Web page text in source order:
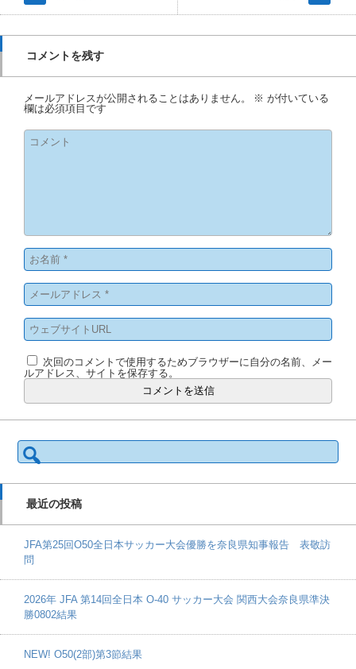
コメントを残す
メールアドレスが公開されることはありません。 ※ が付いている
欄は必須項目です
次回のコメントで使用するためブラウザーに自分の名前、メー
ルアドレス、サイトを保存する。
検
索:
最近の投稿
JFA第25回O50全日本サッカー大会優勝を奈良県知事報告 表敬訪
問
2026年 JFA 第14回全日本 O-40 サッカー大会 関西大会奈良県準決
勝0802結果
NEW! O50(2部)第3節結果